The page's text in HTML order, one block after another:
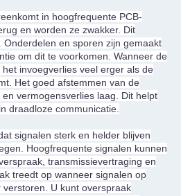
in hoogfrequente PCB-
en worden ze zwakker. Dit
Onderdelen en sporen zijn gemaakt
om dit te voorkomen. Wanneer de
invoegverlies veel erger als de
Het goed afstemmen van de
vermogensverlies laag. Dit helpt
draadloze communicatie.
signalen sterk en helder blijven
Hoogfrequente signalen kunnen
transmissievertraging en
treedt op wanneer signalen op
U kunt overspraak